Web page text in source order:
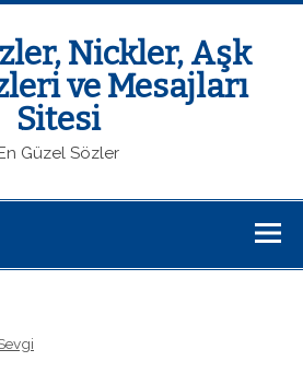
Nickler, Aşk
ve Mesajları
Sitesi
En Güzel Sözler